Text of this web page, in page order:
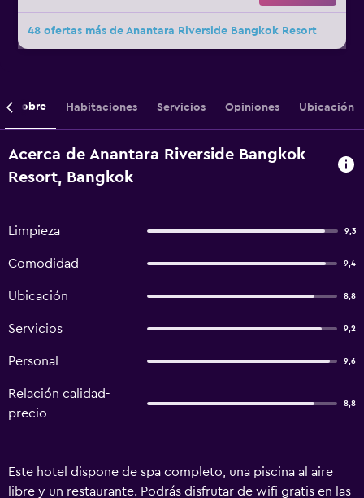
48 ofertas más de Anantara Riverside Bangkok Resort
Sobre Habitaciones Servicios Opiniones Ubicación
Acerca de Anantara Riverside Bangkok
Resort, Bangkok
Limpieza 9,3
Comodidad 9,4
Ubicación 8,8
Servicios 9,2
Personal 9,6
Relación calidad-
precio
8,8
Este hotel dispone de spa completo, una piscina al aire
libre y un restaurante. Podrás disfrutar de wifi gratis en las